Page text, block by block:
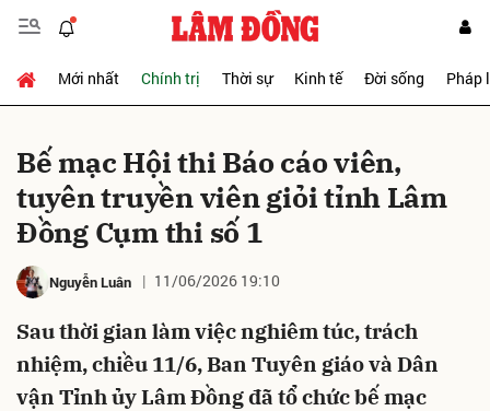
Mới nhất Chính trị Thời sự Kinh tế Đời sống Pháp
Bế mạc Hội thi Báo cáo viên,
tuyên truyền viên giỏi tỉnh Lâm
Đồng Cụm thi số 1
Nguyễn Luân 11/06/2026 19:10
Sau thời gian làm việc nghiêm túc, trách
nhiệm, chiều 11/6, Ban Tuyên giáo và Dân
vận Tỉnh ủy Lâm Đồng đã tổ chức bế mạc
Gửi bình luận
Hủy